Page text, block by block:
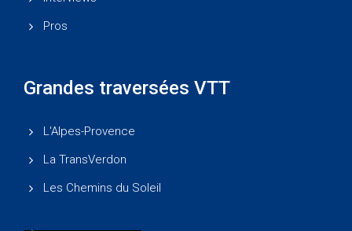
Pros
Grandes traversées VTT
L'Alpes-Provence
La TransVerdon
Les Chemins du Soleil